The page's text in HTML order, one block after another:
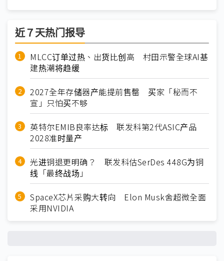
近７天热门报导
MLCC订单过热、出货比创高 村田示警全球AI基
建热潮将趋缓
2027全年存储器产能提前售罄 买家「秘而不
宣」只怕买不够
英特尔EMIB良率达标 联发科第2代ASIC产品
2028准时量产
光进铜退更明确？ 联发科估SerDes 448G为铜
线「最终战场」
SpaceX芯片采购大转向 Elon Musk舍超微全面
采用NVIDIA